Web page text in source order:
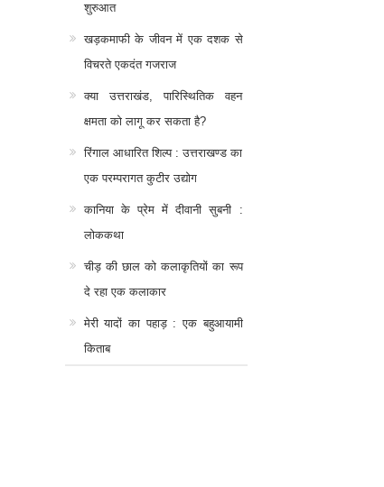
शुरुआत
खड़कमाफी के जीवन में एक दशक से
विचरते एकदंत गजराज
क्या उत्तराखंड, पारिस्थितिक वहन
क्षमता को लागू कर सकता है?
रिंगाल आधारित शिल्प : उत्तराखण्ड का
एक परम्परागत कुटीर उद्योग
कानिया के प्रेम में दीवानी सुबनी :
लोककथा
चीड़ की छाल को कलाकृतियों का रूप
दे रहा एक कलाकार
मेरी यादों का पहाड़ : एक बहुआयामी
किताब